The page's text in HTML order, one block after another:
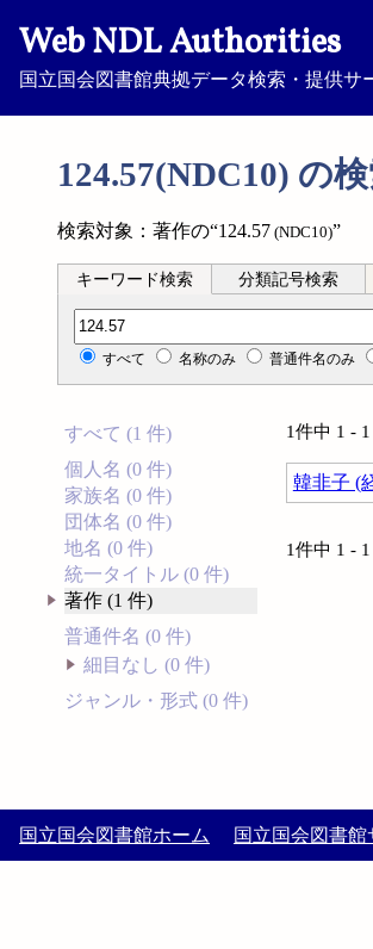
Web NDL Authorities
国立国会図書館典拠データ検索・提供サ
124.57(NDC10) の
検索対象：著作の“124.57 (NDC10)”
キーワード検索 分類記号検索
分類記号検索
すべて 名称のみ 普通件名のみ
すべて (1 件)
個人名 (0 件)
家族名 (0 件)
団体名 (0 件)
地名 (0 件)
統一タイトル (0 件)
著作 (1 件)
普通件名 (0 件)
細目なし (0 件)
ジャンル・形式 (0 件)
1件中 1 -
韓非子 (
1件中 1 -
国立国会図書館ホーム 国立国会図書館